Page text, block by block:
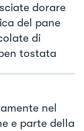
dorare
del pane
di
tostata
nel
e parte della